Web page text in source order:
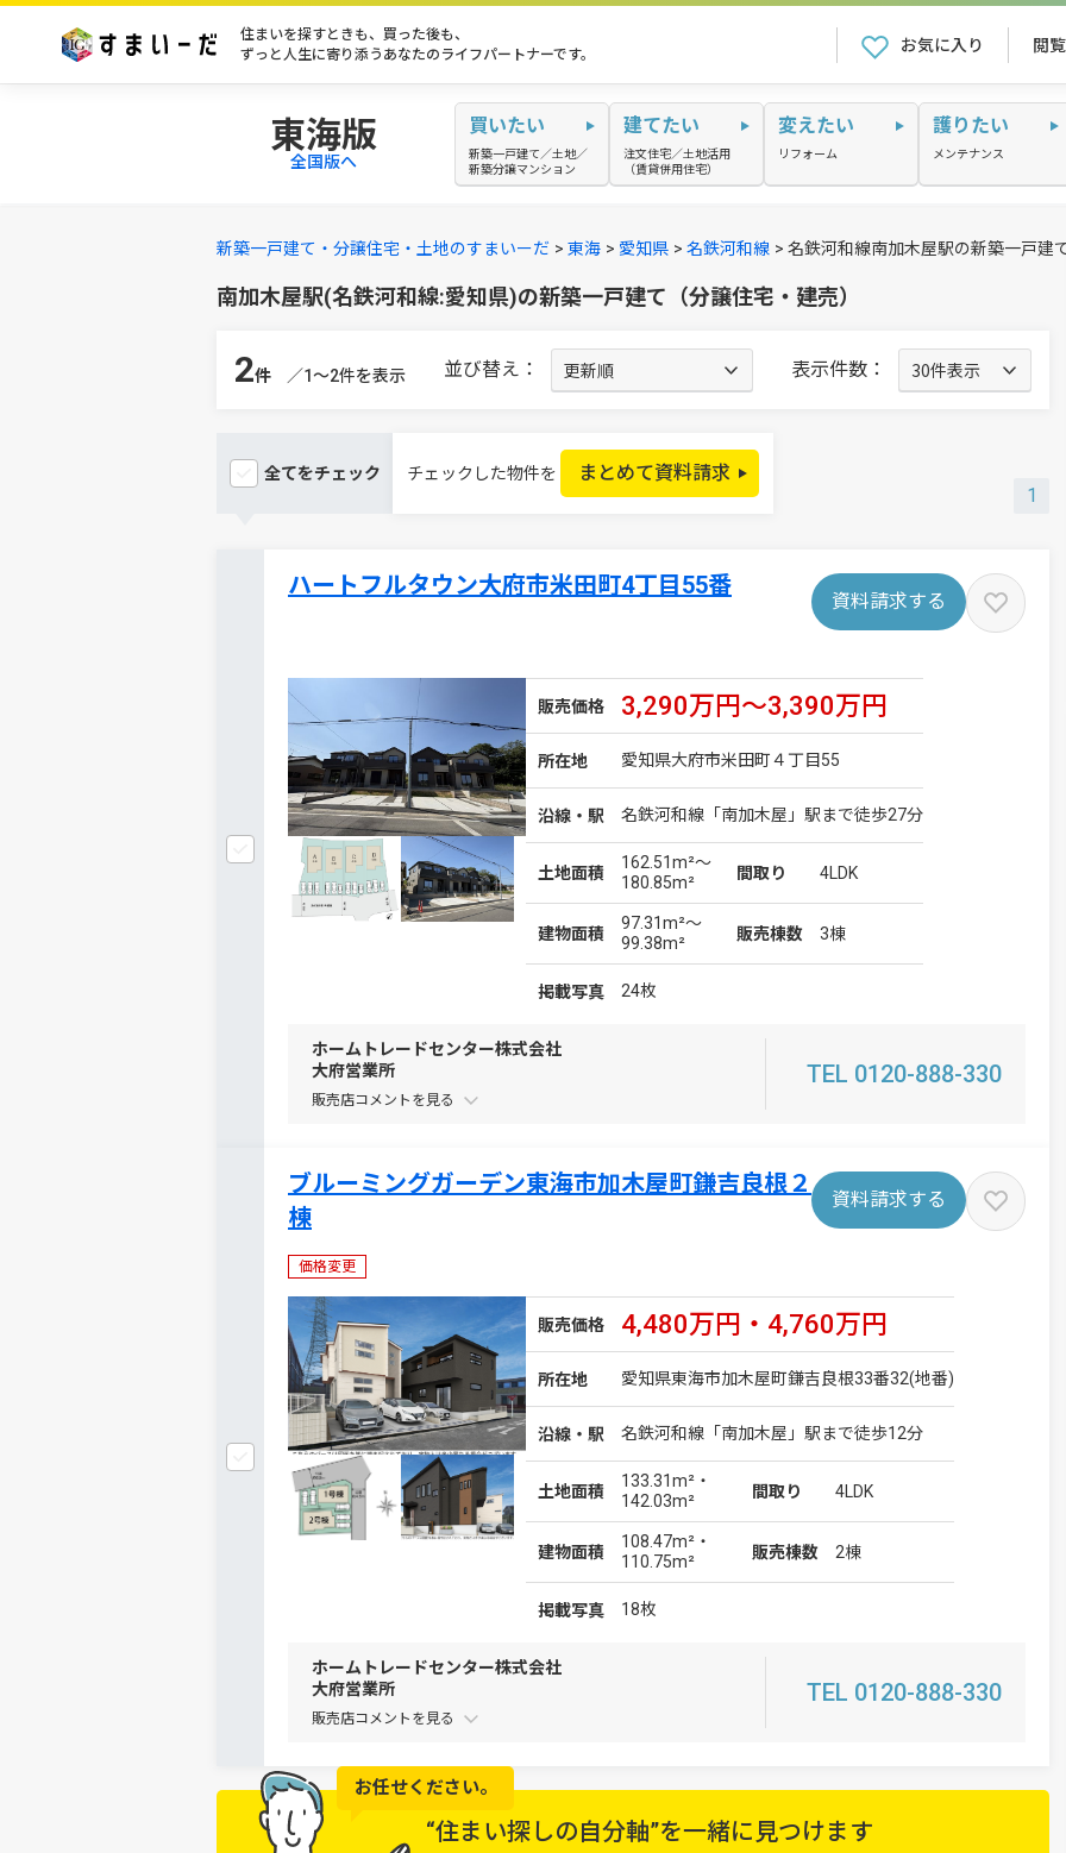
住まいを探すときも、買った後も、
ずっと人生に寄り添うあなたのライフパートナーです。
お気に入り 閲
東海版
全国版へ
買いたい
新築一戸建て／土地／
新築分譲マンション
建てたい
注文住宅／土地活用
（賃貸併用住宅）
変えたい
リフォーム
護りたい
メンテナンス
新築一戸建て・分譲住宅・土地のすまいーだ 東海 愛知県 名鉄河和線 名鉄河和線南加木屋駅の新築一戸建
南加木屋駅(名鉄河和線:愛知県)の新築一戸建て（分譲住宅・建売）
2件 ／1～2件を表示 並び替え： 表示件数：
全てをチェック チェックした物件を
まとめて資料請求
1
ハートフルタウン大府市米田町4丁目55番
資料請求する
販売価格 3,290万円～3,390万円
所在地 愛知県大府市米田町４丁目55
沿線・駅 名鉄河和線「南加木屋」駅まで徒歩27分
土地面積
162.51m²～
180.85m²
間取り 4LDK
建物面積
97.31m²～
99.38m²
販売棟数 3棟
掲載写真 24枚
ホームトレードセンター株式会社
大府営業所
販売店コメントを
TEL 0120-888-330
ブルーミングガーデン東海市加木屋町鎌吉良根２
棟
資料請求する
価格変更
販売価格 4,480万円・4,760万円
所在地 愛知県東海市加木屋町鎌吉良根33番32(地番)
沿線・駅 名鉄河和線「南加木屋」駅まで徒歩12分
土地面積
133.31m²・
142.03m²
間取り 4LDK
建物面積
108.47m²・
110.75m²
販売棟数 2棟
掲載写真 18枚
ホームトレードセンター株式会社
大府営業所
販売店コメントを
TEL 0120-888-330
お任せください。
“住まい探しの自分軸”を一緒に見つけます